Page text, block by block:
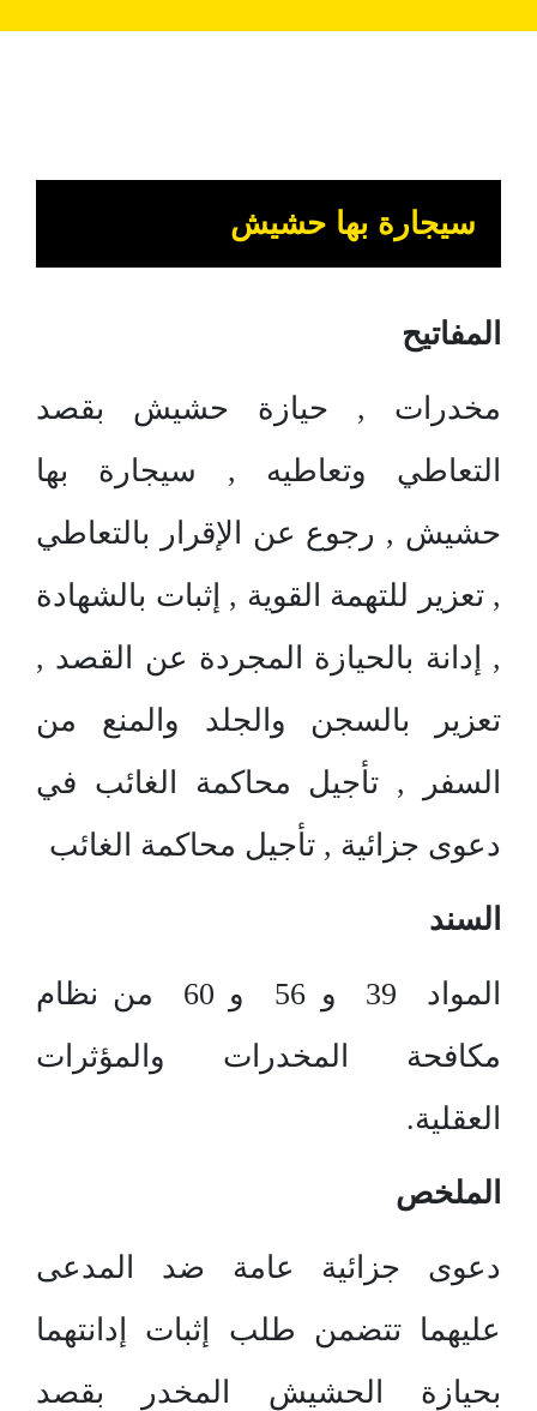
سيجارة بها حشيش
المفاتيح
مخدرات , حيازة حشيش بقصد
التعاطي وتعاطيه , سيجارة بها
حشيش , رجوع عن الإقرار بالتعاطي
, تعزير للتهمة القوية , إثبات بالشهادة
, إدانة بالحيازة المجردة عن القصد ,
تعزير بالسجن والجلد والمنع من
السفر , تأجيل محاكمة الغائب في
دعوى جزائية , تأجيل محاكمة الغائب
السند
المواد 39 و 56 و 60 من نظام
مكافحة المخدرات والمؤثرات
العقلية.
الملخص
دعوى جزائية عامة ضد المدعى
عليهما تتضمن طلب إثبات إدانتهما
بحيازة الحشيش المخدر بقصد